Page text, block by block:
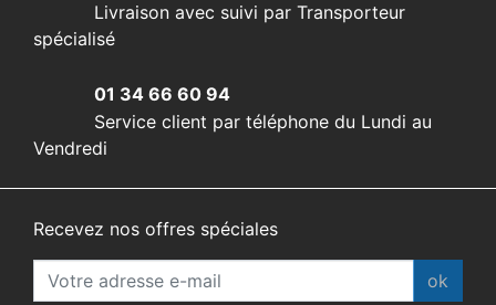
Livraison avec suivi par Transporteur
spécialisé
01 34 66 60 94
Service client par téléphone du Lundi au
Vendredi
Recevez nos offres spéciales
ok